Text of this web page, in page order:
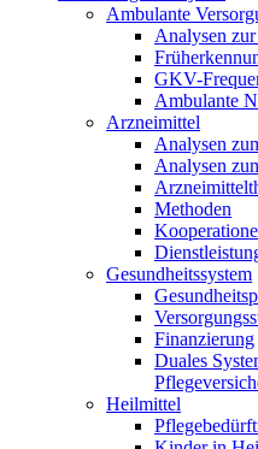
Ambulante
Analysen
GKV-
Ambulante
Arzneimittel
Analysen
Analysen
Methoden
Gesundheitssystem
Finanzierung
Duales
Heilmittel